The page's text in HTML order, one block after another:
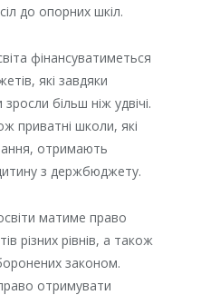
сіл до опорних шкіл.
фінансуватиметься
які завдяки
більш ніж удвічі.
приватні школи, які
отримають
з держбюджету.
матиме право
різних рівнів, а також
законом.
отримувати